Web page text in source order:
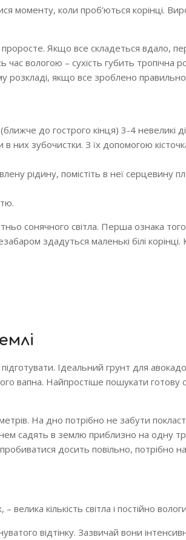
моменту, коли проб’ються корінці.
Якщо все складеться вдало,
час вологою – сухість губить тропічна
якщо все зроблено
до гострого кінця) 3-4 невеликі
них зубочистки. З їх допомогою
рідину, помістіть в неї серцевину
сонячного світла. Перша ознака
здадуться маленькі білі
Ідеальний грунт для
вапна. Найпростіше пошукати готову
На дно потрібно не забути
садять в землю приблизно на одну
досить повільно, потрібно
кількість світла і постійно
відтінку. Зазвичай вони